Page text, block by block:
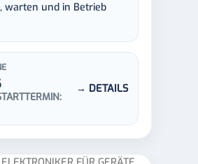
warten und in Betrieb
→ DETAILS